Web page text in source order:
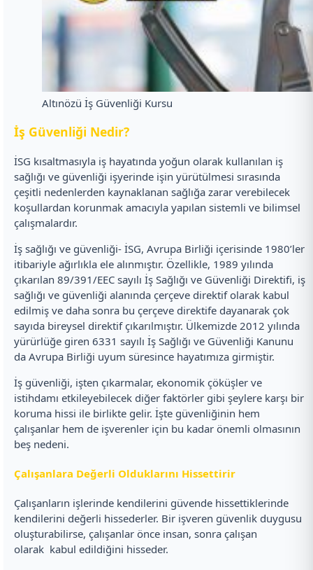
Altınözü İş Güvenliği Kursu
İş Güvenliği Nedir?
İSG kısaltmasıyla iş hayatında yoğun olarak kullanılan iş
sağlığı ve güvenliği işyerinde işin yürütülmesi sırasında
çeşitli nedenlerden kaynaklanan sağlığa zarar verebilecek
koşullardan korunmak amacıyla yapılan sistemli ve bilimsel
çalışmalardır.
İş sağlığı ve güvenliği- İSG, Avrupa Birliği içerisinde 1980’ler
itibariyle ağırlıkla ele alınmıştır. Özellikle, 1989 yılında
çıkarılan 89/391/EEC sayılı İş Sağlığı ve Güvenliği Direktifi, iş
sağlığı ve güvenliği alanında çerçeve direktif olarak kabul
edilmiş ve daha sonra bu çerçeve direktife dayanarak çok
sayıda bireysel direktif çıkarılmıştır. Ülkemizde 2012 yılında
yürürlüğe giren 6331 sayılı İş Sağlığı ve Güvenliği Kanunu
da Avrupa Birliği uyum süresince hayatımıza girmiştir.
İş güvenliği, işten çıkarmalar, ekonomik çöküşler ve
istihdamı etkileyebilecek diğer faktörler gibi şeylere karşı bir
koruma hissi ile birlikte gelir. İşte güvenliğinin hem
çalışanlar hem de işverenler için bu kadar önemli olmasının
beş nedeni.
Çalışanlara Değerli Olduklarını Hissettirir
Çalışanların işlerinde kendilerini güvende hissettiklerinde
kendilerini değerli hissederler. Bir işveren güvenlik duygusu
oluşturabilirse, çalışanlar önce insan, sonra çalışan
olarak kabul edildiğini hisseder.